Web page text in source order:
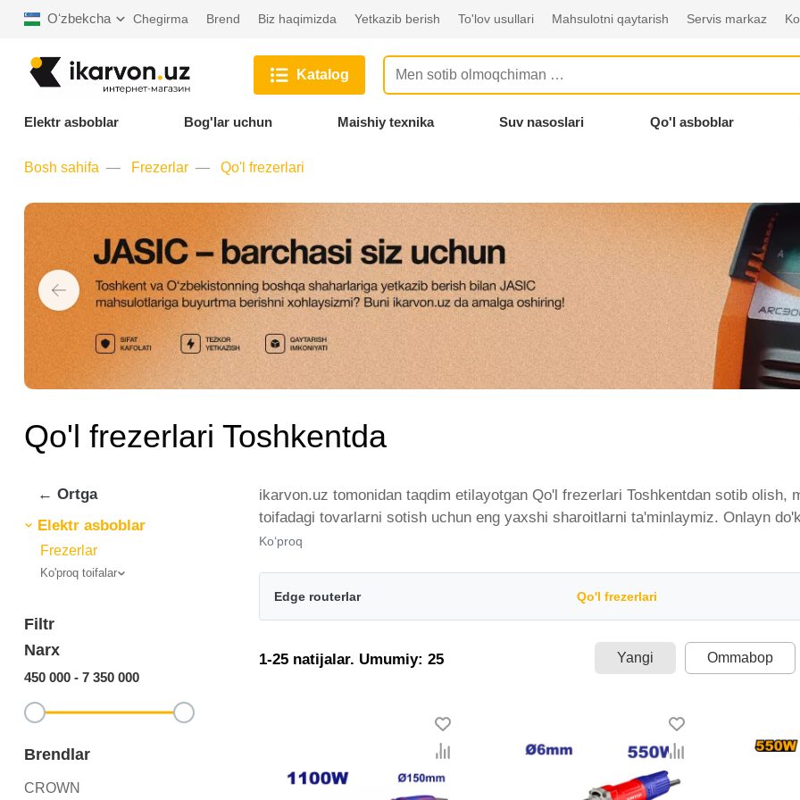
Oʻzbekcha Chegirma Brend Biz haqimizda Yetkazib berish To'lov usullari Mahsulotni qaytarish Servis markaz
Katalog
Elektr asboblar Bog'lar uchun Maishiy texnika Suv nasoslari Qo'l asboblar
Bosh sahifa Frezerlar Qo'l frezerlari
Qo'l frezerlari Toshkentda
← Ortga
Elektr asboblar
Frezerlar
Ko'proq toifalar
Filtr
Narx
450 000 - 7 350 000
Brendlar
CROWN
ikarvon.uz tomonidan taqdim etilayotgan Qo'l frezerlari Toshkentdan sotib olish,
toifadagi tovarlarni sotish uchun eng yaxshi sharoitlarni ta'minlaymiz. Onlayn
brendlar tomonidan taqdim etilgan bo'lib, ularning ro'yxati doimiy ravishda
Ko‘proq
Edge routerlar Qo'l frezerlari
1-25 natijalar. Umumiy: 25 Yangi Ommabop